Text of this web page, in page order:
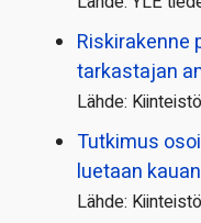
Riskirakenne
tarkastajan
Lähde:
Tutkimus
luetaan
Lähde: